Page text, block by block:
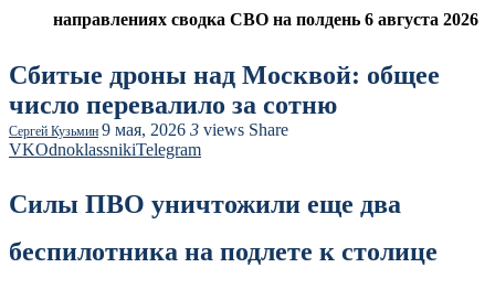
направлениях сводка СВО на полдень 6 августа 2026
Сбитые дроны над Москвой: общее
число перевалило за сотню
Сергей Кузьмин 9 мая, 2026 3 views Share
VKOdnoklassnikiTelegram
Силы ПВО уничтожили еще два
беспилотника на подлете к столице